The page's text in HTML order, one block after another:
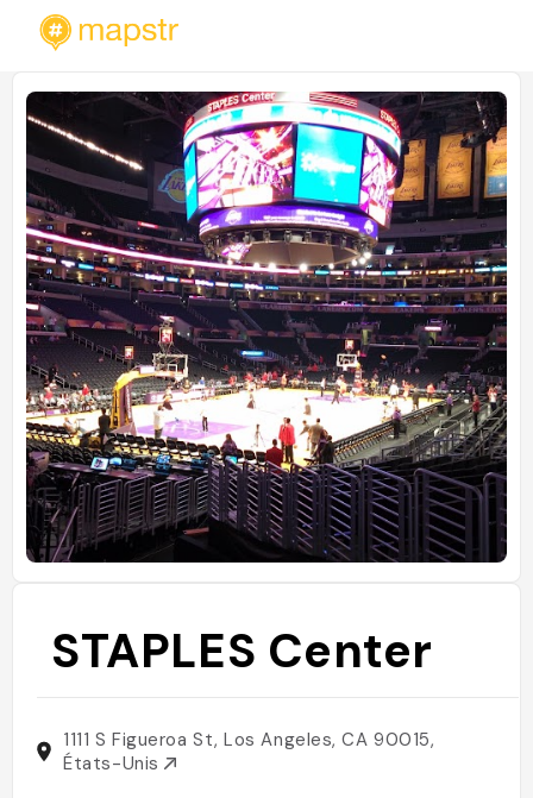
STAPLES Center
1111 S Figueroa St, Los Angeles, CA 90015,
États-Unis